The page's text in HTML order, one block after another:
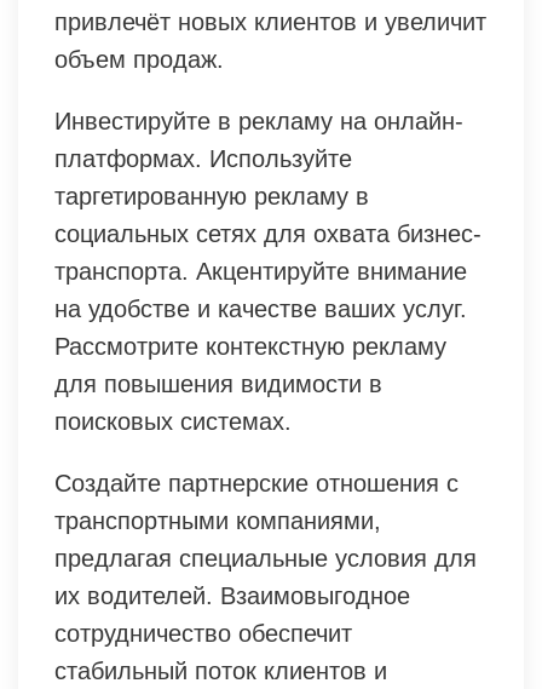
привлечёт новых клиентов и увеличит
объем продаж.
Инвестируйте в рекламу на онлайн-
платформах. Используйте
таргетированную рекламу в
социальных сетях для охвата бизнес-
транспорта. Акцентируйте внимание
на удобстве и качестве ваших услуг.
Рассмотрите контекстную рекламу
для повышения видимости в
поисковых системах.
Создайте партнерские отношения с
транспортными компаниями,
предлагая специальные условия для
их водителей. Взаимовыгодное
сотрудничество обеспечит
стабильный поток клиентов и